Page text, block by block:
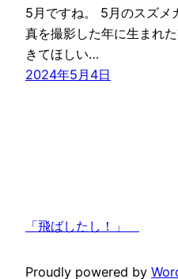
5月ですね。 5月のスズメ
真を撮影した年に生まれ
きてほしい…
2024年5月4日
「飛ばしたし！」
Proudly powered by